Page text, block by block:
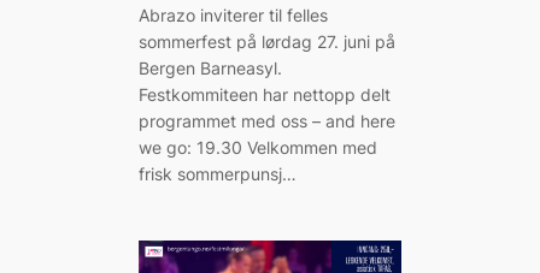
Abrazo inviterer til felles
sommerfest på lørdag 27. juni på
Bergen Barneasyl.
Festkommiteen har nettopp delt
programmet med oss – and here
we go: 19.30 Velkommen med
frisk sommerpunsj…